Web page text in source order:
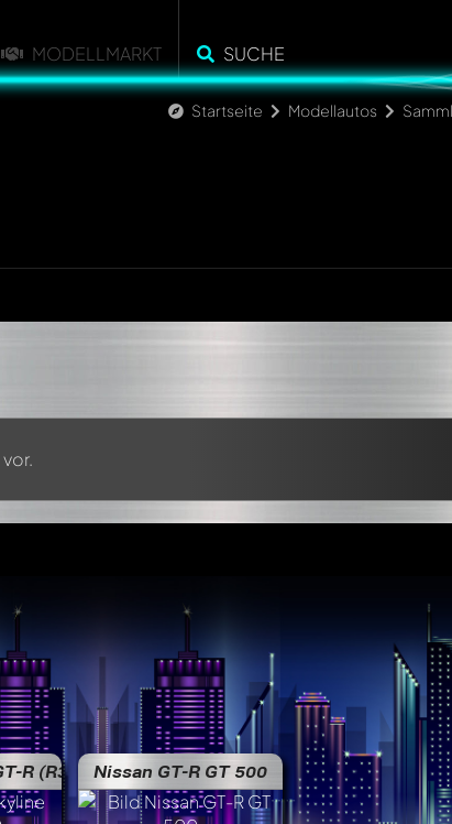
MODELLMARKT SUCHE
Startseite Modellautos
R (R32) Nissan GT-R GT 500